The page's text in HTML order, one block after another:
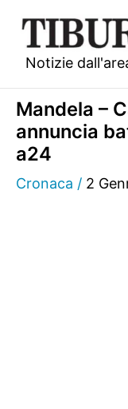
contenuto
Notizie
Mandela –
annuncia
a24
Cronaca / 2